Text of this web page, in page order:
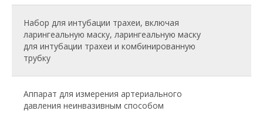
Набор для интубации трахеи, включая
ларингеальную маску, ларингеальную маску
для интубации трахеи и комбинированную
трубку
Аппарат для измерения артериального
давления неинвазивным способом